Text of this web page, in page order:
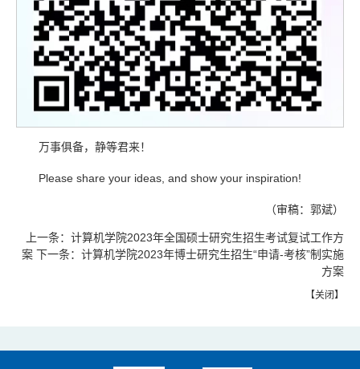
万事俱备，静等君来！
Please share your ideas, and show your inspiration!
（审稿：郭斌）
上一条： 计算机学院2023年全国硕士研究生招生考试复试工作方
案 下一条： 计算机学院2023年博士研究生招生“申请-考核”制实施
方案
【关闭】